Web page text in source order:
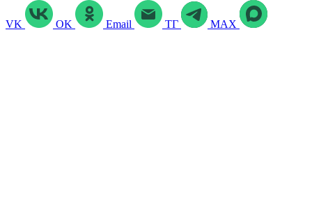
VK OK Email ТГ MAX